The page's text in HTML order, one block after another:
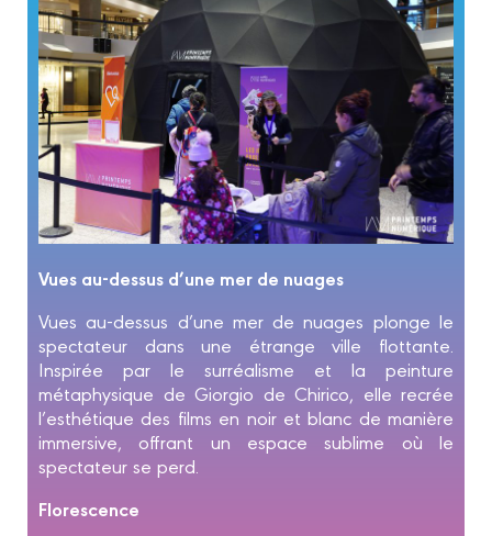
Vues au-dessus d’une mer de nuages
Vues au-dessus d’une mer de nuages plonge le
spectateur dans une étrange ville flottante.
Inspirée par le surréalisme et la peinture
métaphysique de Giorgio de Chirico, elle recrée
l’esthétique des films en noir et blanc de manière
immersive, offrant un espace sublime où le
spectateur se perd.
Florescence